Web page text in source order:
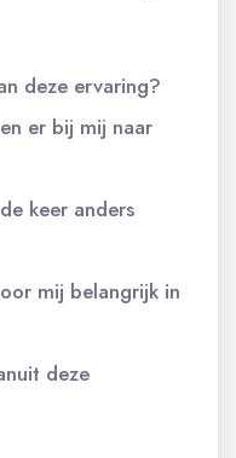
deze ervaring?
er bij mij naar
keer anders
mij belangrijk in
deze